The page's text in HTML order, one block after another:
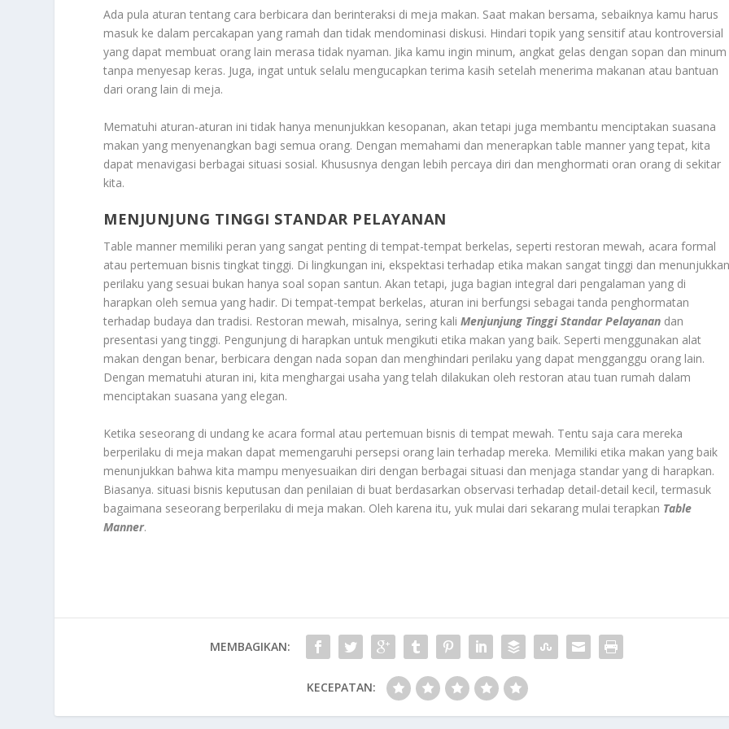
Ada pula aturan tentang cara berbicara dan berinteraksi di meja makan. Saat makan bersama, sebaiknya kamu harus
masuk ke dalam percakapan yang ramah dan tidak mendominasi diskusi. Hindari topik yang sensitif atau kontroversial
yang dapat membuat orang lain merasa tidak nyaman. Jika kamu ingin minum, angkat gelas dengan sopan dan minum
tanpa menyesap keras. Juga, ingat untuk selalu mengucapkan terima kasih setelah menerima makanan atau bantuan
dari orang lain di meja.
Mematuhi aturan-aturan ini tidak hanya menunjukkan kesopanan, akan tetapi juga membantu menciptakan suasana
makan yang menyenangkan bagi semua orang. Dengan memahami dan menerapkan table manner yang tepat, kita
dapat menavigasi berbagai situasi sosial. Khususnya dengan lebih percaya diri dan menghormati oran orang di sekitar
kita.
MENJUNJUNG TINGGI STANDAR PELAYANAN
Table manner memiliki peran yang sangat penting di tempat-tempat berkelas, seperti restoran mewah, acara formal
atau pertemuan bisnis tingkat tinggi. Di lingkungan ini, ekspektasi terhadap etika makan sangat tinggi dan
perilaku yang sesuai bukan hanya soal sopan santun. Akan tetapi, juga bagian integral dari pengalaman yang di
harapkan oleh semua yang hadir. Di tempat-tempat berkelas, aturan ini berfungsi sebagai tanda penghormatan
terhadap budaya dan tradisi. Restoran mewah, misalnya, sering kaliMenjunjung Tinggi Standar Pelayanan dan
presentasi yang tinggi. Pengunjung di harapkan untuk mengikuti etika makan yang baik. Seperti menggunakan alat
makan dengan benar, berbicara dengan nada sopan dan menghindari perilaku yang dapat mengganggu orang lain.
Dengan mematuhi aturan ini, kita menghargai usaha yang telah dilakukan oleh restoran atau tuan rumah dalam
menciptakan suasana yang elegan.
Ketika seseorang di undang ke acara formal atau pertemuan bisnis di tempat mewah. Tentu saja cara mereka
berperilaku di meja makan dapat memengaruhi persepsi orang lain terhadap mereka. Memiliki etika makan yang baik
menunjukkan bahwa kita mampu menyesuaikan diri dengan berbagai situasi dan menjaga standar yang di harapkan.
Biasanya. situasi bisnis keputusan dan penilaian di buat berdasarkan observasi terhadap detail-detail kecil, termasuk
bagaimana seseorang berperilaku di meja makan. Oleh karena itu, yuk mulai dari sekarang mulai terapkan Table
Manner.
MEMBAGIKAN:
KECEPATAN: